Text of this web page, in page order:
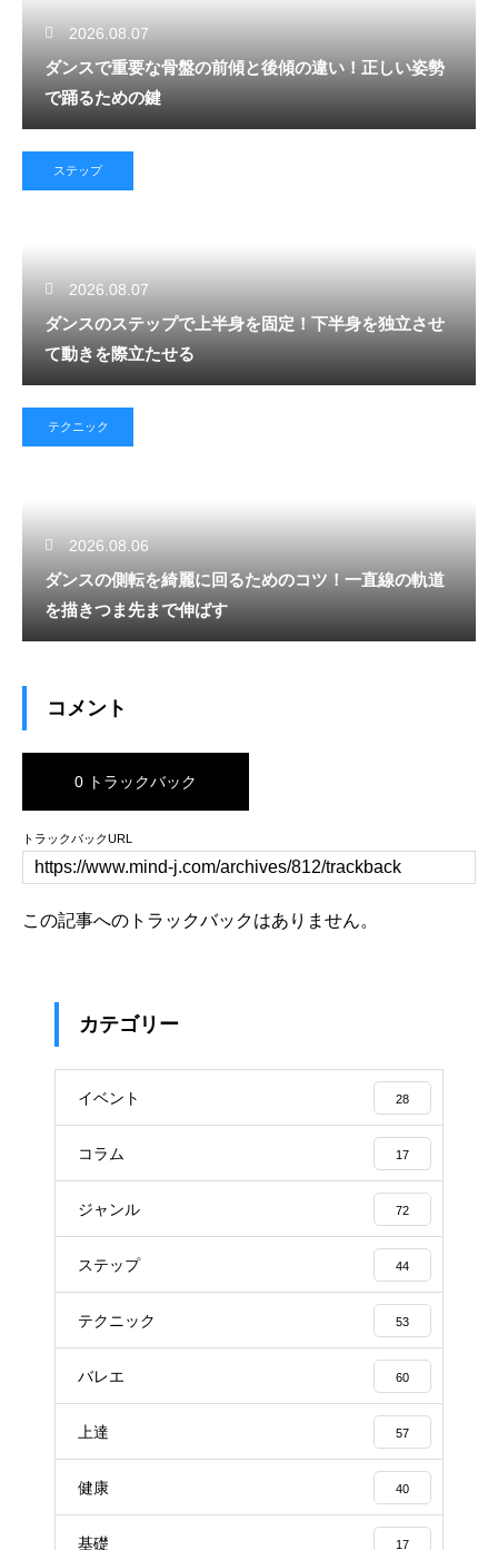
2026.08.07
ダンスで重要な骨盤の前傾と後傾の違い！正しい姿勢
で踊るための鍵
ステップ
2026.08.07
ダンスのステップで上半身を固定！下半身を独立させ
て動きを際立たせる
テクニック
2026.08.06
ダンスの側転を綺麗に回るためのコツ！一直線の軌道
を描きつま先まで伸ばす
コメント
0 トラックバック
トラックバックURL
この記事へのトラックバックはありません。
カテゴリー
イベント 28
コラム 17
ジャンル 72
ステップ 44
テクニック 53
バレエ 60
上達 57
健康 40
基礎 17